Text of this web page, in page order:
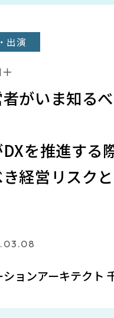
出演
がいま知る
を推進する
経営リスク
ョンアーキテクト